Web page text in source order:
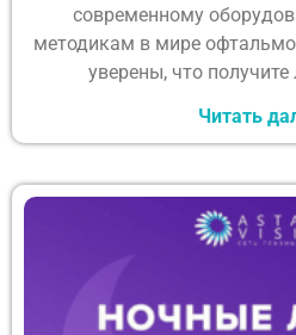
современному
методикам в мире
уверены, что
Читать